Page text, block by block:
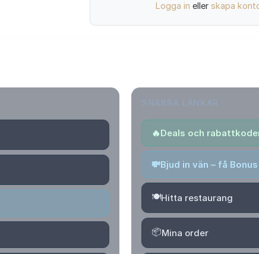
Logga in eller skapa
🔥Deals och
💸Bjud in vän – få Bonus
🍽️Hitta restaurang
📦Mina order